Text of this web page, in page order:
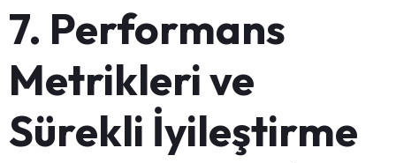
7. Performans
Metrikleri ve
Sürekli İyileştirme